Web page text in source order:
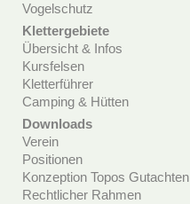
Vogelschutz
Klettergebiete
Übersicht & Infos
Kursfelsen
Kletterführer
Camping & Hütten
Downloads
Verein
Positionen
Konzeption Topos Gutachten
Rechtlicher Rahmen